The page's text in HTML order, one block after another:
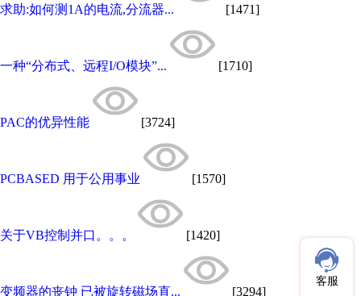
求助:如何测1A的电流,分流器... [1471]
一种“分布式、远程I/O模块”... [1710]
PAC的优异性能 [3724]
PCBASED 用于公用事业 [1570]
关于VB控制并口。。。 [1420]
变频器的丧钟 已被旋转磁场直... [3294]
客服